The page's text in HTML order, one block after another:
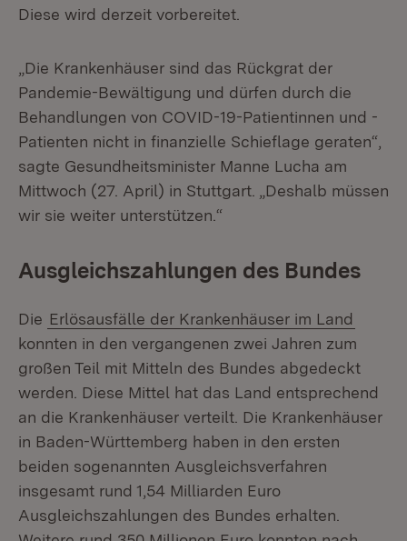
Diese wird derzeit vorbereitet.
„Die Krankenhäuser sind das Rückgrat der
Pandemie-Bewältigung und dürfen durch die
Behandlungen von COVID-19-Patientinnen und -
Patienten nicht in finanzielle Schieflage geraten“,
sagte Gesundheitsminister Manne Lucha am
Mittwoch (27. April) in Stuttgart. „Deshalb müssen
wir sie weiter unterstützen.“
Ausgleichszahlungen des Bundes
Die Erlösausfälle der Krankenhäuser im Land
konnten in den vergangenen zwei Jahren zum
großen Teil mit Mitteln des Bundes abgedeckt
werden. Diese Mittel hat das Land entsprechend
an die Krankenhäuser verteilt. Die Krankenhäuser
in Baden-Württemberg haben in den ersten
beiden sogenannten Ausgleichsverfahren
insgesamt rund 1,54 Milliarden Euro
Ausgleichszahlungen des Bundes erhalten.